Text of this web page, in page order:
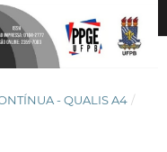
- QUALIS A4 /